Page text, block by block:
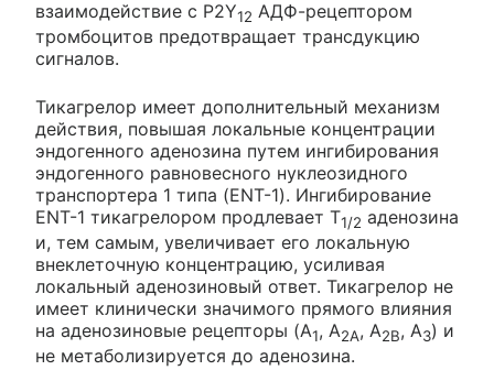
взаимодействие с Р2Y12 АДФ-рецептором
тромбоцитов предотвращает трансдукцию
сигналов.
Тикагрелор имеет дополнительный механизм
действия, повышая локальные концентрации
эндогенного аденозина путем ингибирования
эндогенного равновесного нуклеозидного
транспортера 1 типа (ENT-1). Ингибирование
ENT-1 тикагрелором продлевает Т1/2 аденозина
и, тем самым, увеличивает его локальную
внеклеточную концентрацию, усиливая
локальный аденозиновый ответ. Тикагрелор не
имеет клинически значимого прямого влияния
на аденозиновые рецепторы (A1, А2А, А2В, A3) и
не метаболизируется до аденозина.